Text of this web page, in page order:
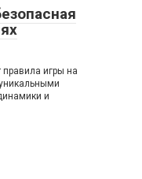
правила игры на
и